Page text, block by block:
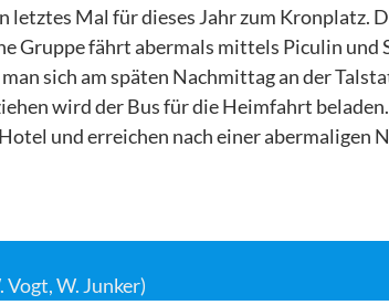
letztes Mal für dieses Jahr zum Kronplatz.
Gruppe fährt abermals mittels Piculin
sich am späten Nachmittag an der
wird der Bus für die Heimfahrt
und erreichen nach einer abermaligen
Vogt, W. Junker)